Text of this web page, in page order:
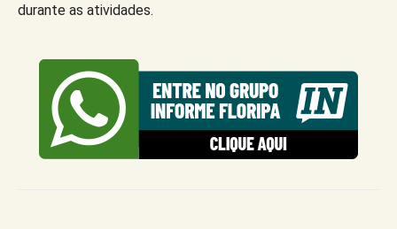
durante as atividades.